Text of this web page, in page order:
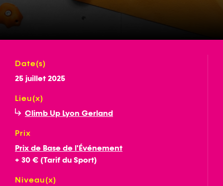
Date(s)
25 juillet 2025
Lieu(x)
Climb Up Lyon Gerland
Prix
Prix de Base de l'Événement
+ 30 € (Tarif du Sport)
Niveau(x)